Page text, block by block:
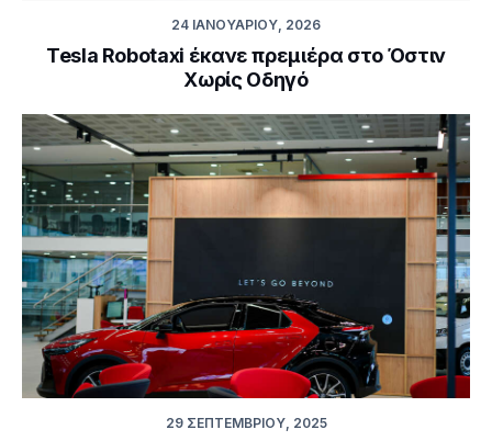
24 ΙΑΝΟΥΑΡΊΟΥ, 2026
Tesla Robotaxi έκανε πρεμιέρα στο Όστιν
Χωρίς Οδηγό
29 ΣΕΠΤΕΜΒΡΊΟΥ, 2025